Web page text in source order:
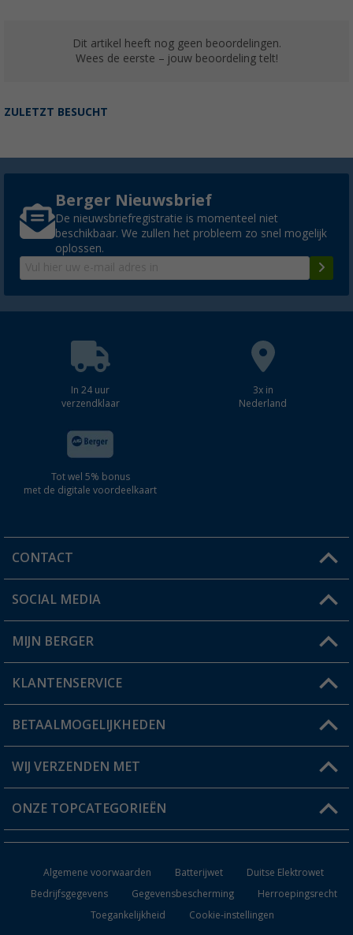
Dit artikel heeft nog geen beoordelingen.
Wees de eerste – jouw beoordeling telt!
ZULETZT BESUCHT
Berger Nieuwsbrief
De nieuwsbriefregistratie is momenteel niet
beschikbaar. We zullen het probleem zo snel mogelijk
oplossen.
In 24 uur
verzendklaar
3x in
Nederland
Tot wel 5% bonus
met de digitale voordeelkaart
CONTACT
Een vraag?
Winkel vinden
SOCIAL MEDIA
MIJN BERGER
Mijn account
Status bestelling
Verlanglijstje
KLANTENSERVICE
FAQ & Contact
Verzendinformatie
Catalogus
BETAALMOGELIJKHEDEN
WIJ VERZENDEN MET
ONZE TOPCATEGORIEËN
Campingmeubilair
Algemene voorwaarden Batterijwet
Duitse Elektrowet
Bedrijfsgegevens
Gegevensbescherming
Herroepingsrecht
Toegankelijkheid
Cookie-instellingen